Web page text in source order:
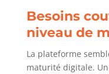
Besoins
niveau de
La plateforme
maturité digitale.